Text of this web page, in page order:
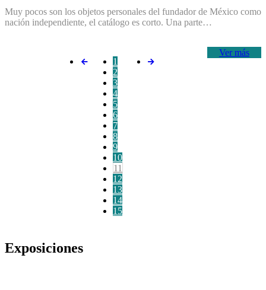
Muy pocos son los objetos personales del fundador de México como
nación independiente, el catálogo es corto. Una parte…
Ver más
1
2
3
4
5
6
7
8
9
10
11
12
13
14
15
Exposiciones